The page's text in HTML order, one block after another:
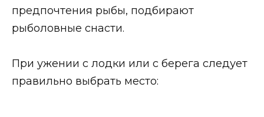
предпочтения рыбы, подбирают
рыболовные снасти.
При ужении с лодки или с берега следует
правильно выбрать место: